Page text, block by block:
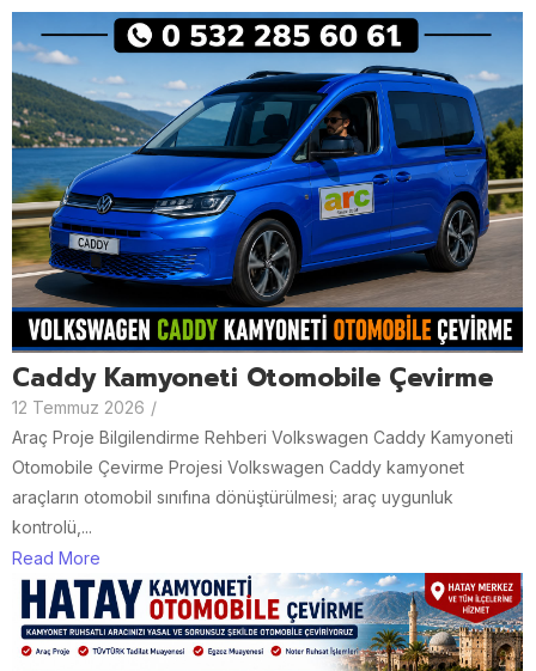
Caddy Kamyoneti Otomobile Çevirme
12 Temmuz 2026 /
Araç Proje Bilgilendirme Rehberi Volkswagen Caddy Kamyoneti
Otomobile Çevirme Projesi Volkswagen Caddy kamyonet
araçların otomobil sınıfına dönüştürülmesi; araç uygunluk
kontrolü,...
Read More